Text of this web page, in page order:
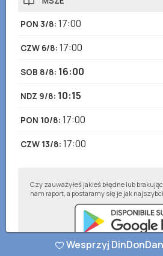
PON 3/8: 17:00
CZW 6/8: 17:00
SOB 8/8: 16:00
NDZ 9/8: 10:15
PON 10/8: 17:00
CZW 13/8: 17:00
Czy zauważyłeś jakieś błędne lub
nam raport, a postaramy się je jak
Wesprzyj